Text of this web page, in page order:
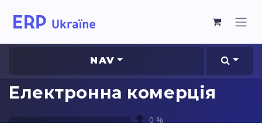
NAV
Електронна комерція
0 %